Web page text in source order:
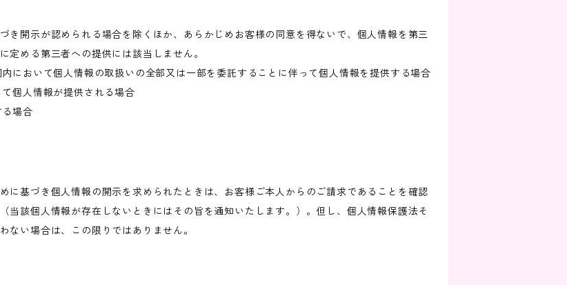
き開示が認められる場合を除くほか、あらかじめお客様の同意を得ないで、個人情報を第三
める第三者への提供には該当しません。
において個人情報の取扱いの全部又は一部を委託することに伴って個人情報を提供する場合
個人情報が提供される場合
る場合
に基づき個人情報の開示を求められたときは、お客様ご本人からのご請求であることを確認
当該個人情報が存在しないときにはその旨を通知いたします。）。但し、個人情報保護法そ
ない場合は、この限りではありません。